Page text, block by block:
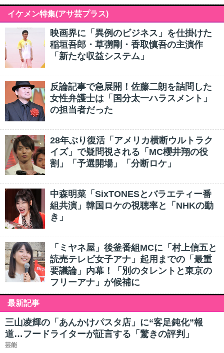
イケメン特集(アサ芸プラス)
映画界に「異例のビジネス」を仕掛けた
稲垣吾郎・草彅剛・香取慎吾の主演作
「新たな収益システム」
反論記事で急展開！佐藤二朗を詰問した
女性弁護士は「国分太一ハラスメント」
の担当者だった
28年ぶり復活「アメリカ横断ウルトラク
イズ」で疑問視される「MC櫻井翔の役
割」「予選開場」「分断ロケ」
中森明菜「SixTONESとバラエティー番
組共演」韓国ロケの視聴率と「NHKの動
き」
「ミヤネ屋」後釜番組MCに「村上信五と
読売テレビ女子アナ」起用までの「最重
要議論」内幕！「別のタレントと東京の
フリーアナ」が候補に
最新記事
三山凌輝の「あんかけパスタ店」に“客足鈍化”報
道…フードライターが証言する「驚きの評判」
芸能